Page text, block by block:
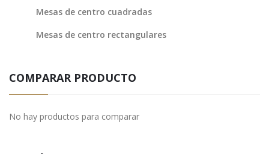
Mesas de centro cuadradas
Mesas de centro rectangulares
COMPARAR PRODUCTO
No hay productos para comparar